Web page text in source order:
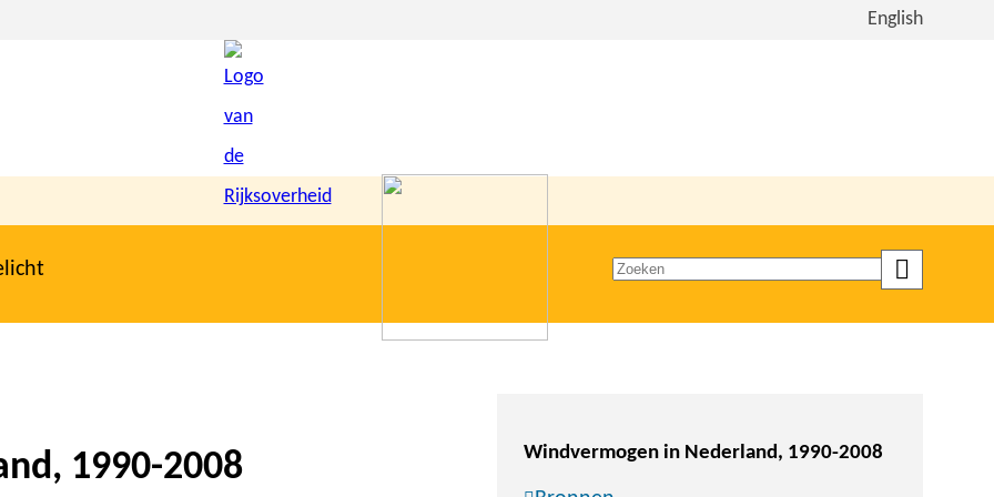
Bekijk
English
Zoeken
1990-2008 Windvermogen in Nederland, 1990-2008